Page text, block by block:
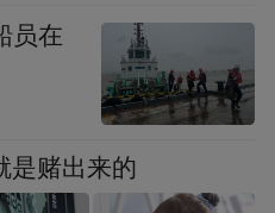
员在
是赌出来的